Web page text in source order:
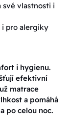
své vlastnosti i
i pro alergiky
i hygienu.
efektivní
matrace
a pomáhá
po celou noc.